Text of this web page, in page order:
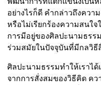
อย่างไรก็ดี คำกล่าวถึงควา
หรือไม่เรียกร้องความสนใ
การมีอยู่ของศิลปะนามธรร
ร่วมสมัยในปัจจุบันที่มีกลวิธี
ศิลปะนามธรรมทำให้เราไ
จากการสั่งสมของวิธีคิด ค